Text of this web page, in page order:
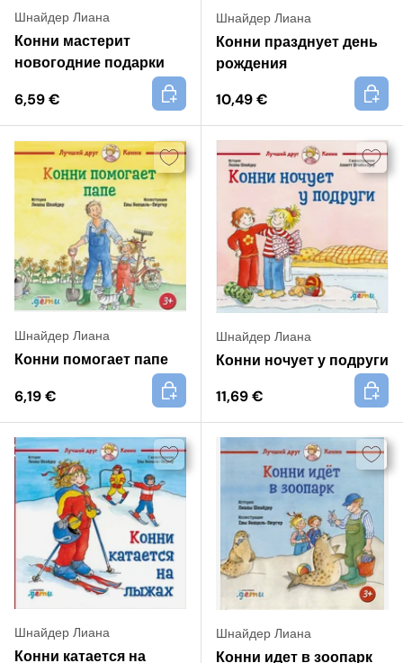
Шнайдер Лиана
Конни мастерит
новогодние подарки
6,59 €
+
Шнайдер Лиана
Конни празднует день
рождения
10,49 €
+
Шнайдер Лиана
Конни помогает папе
6,19 €
+
Шнайдер Лиана
Конни ночует у подруги
11,69 €
+
Шнайдер Лиана
Конни катается на
Шнайдер Лиана
Конни идет в зоопарк